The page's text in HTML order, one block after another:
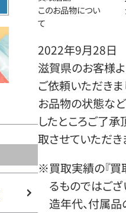
このお品物につい
て
2022年9月28日
滋賀県のお客様
ご依頼いただきま
お品物の状態など
したところご了
取させていただき
※買取実績の『買
るものではござ
造年代、付属品